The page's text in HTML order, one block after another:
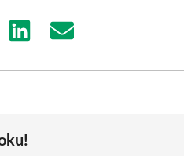
Share
Share